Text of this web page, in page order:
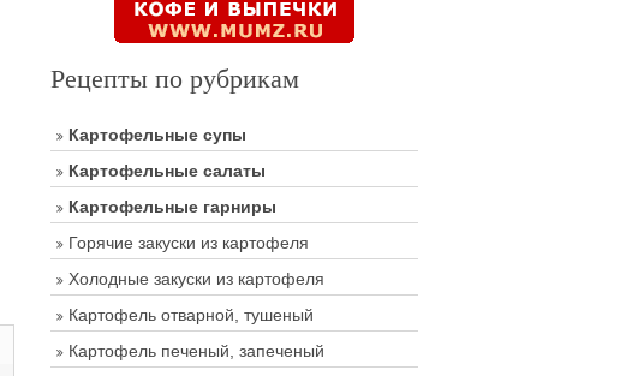
Рецепты по рубрикам
Картофельные супы
Картофельные салаты
Картофельные гарниры
Горячие закуски из картофеля
Холодные закуски из картофеля
Картофель отварной, тушеный
Картофель печеный, запеченый